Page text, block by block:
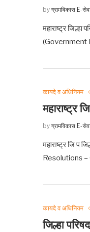
by ग्रामविकास E-
महाराष्ट्र
(Government
कायदे व अधिनियम
महाराष्ट्र
by ग्रामविकास E-
महाराष्ट्र जि प
Resolutions –
कायदे व अधिनियम
जिल्हा